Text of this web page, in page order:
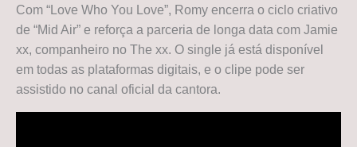
Com “Love Who You Love”, Romy encerra o ciclo criativo
de “Mid Air” e reforça a parceria de longa data com Jamie
xx, companheiro no The xx. O single já está disponível
em todas as plataformas digitais, e o clipe pode ser
assistido no canal oficial da cantora.